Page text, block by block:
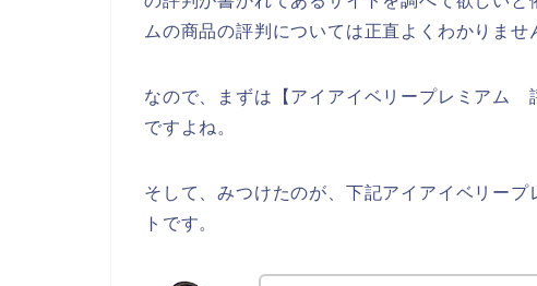
ムの商品の評判については正直よくわかりませ
なので、まずは【アイアイベリープレミアム
ですよね。
そして、みつけたのが、下記アイアイベリー
トです。